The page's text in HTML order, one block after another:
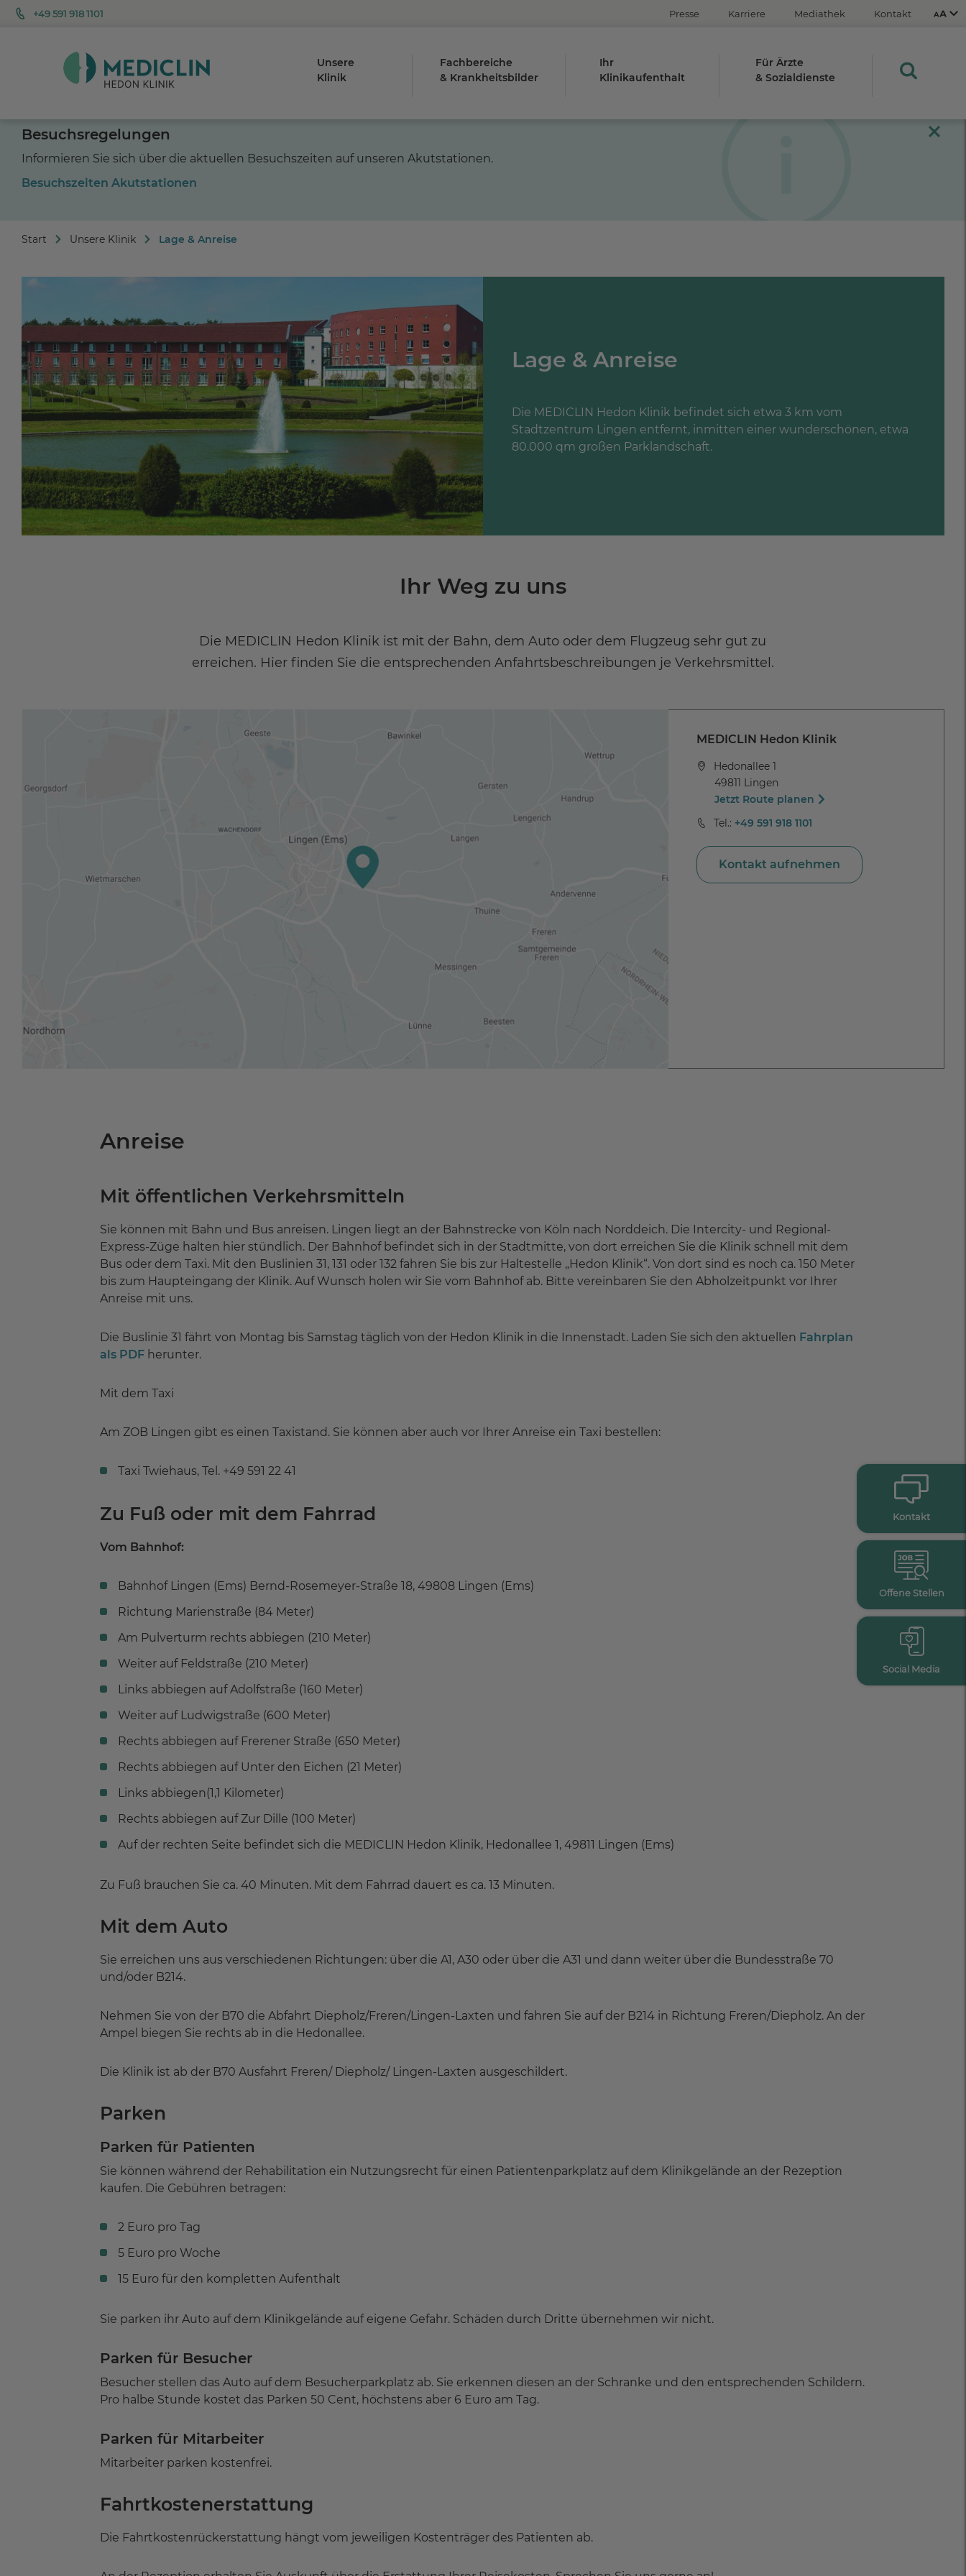
+49 591 918 1101 Presse Karriere Mediathek Kontakt
Unsere
Klinik
Fachbereiche
& Krankheitsbilder
Ihr
Klinikaufenthalt
Für Ärzte
& Sozialdienste
Besuchsregelungen
Informieren Sie sich über die aktuellen Besuchszeiten auf unseren Akutstationen.
Besuchszeiten Akutstationen
Start Unsere Klinik Lage & Anreise
Lage & Anreise
Die MEDICLIN Hedon Klinik befindet sich etwa 3 km vom
Stadtzentrum Lingen entfernt, inmitten einer wunderschönen, etwa
80.000 qm großen Parklandschaft.
Ihr Weg zu uns
Die MEDICLIN Hedon Klinik ist mit der Bahn, dem Auto oder dem Flugzeug sehr gut zu
erreichen. Hier finden Sie die entsprechenden Anfahrtsbeschreibungen je Verkehrsmittel.
MEDICLIN Hedon Klinik
Hedonallee 1
49811 Lingen
Jetzt Route planen
Tel.: +49 591 918 1101
Kontakt aufnehmen
Anreise
Mit öffentlichen Verkehrsmitteln
Sie können mit Bahn und Bus anreisen. Lingen liegt an der Bahnstrecke von Köln nach Norddeich. Die Intercity- und Regional-
Express-Züge halten hier stündlich. Der Bahnhof befindet sich in der Stadtmitte, von dort erreichen Sie die Klinik schnell mit dem
Bus oder dem Taxi. Mit den Buslinien 31, 131 oder 132 fahren Sie bis zur Haltestelle „Hedon Klinik“. Von dort sind es noch ca. 150 Meter
bis zum Haupteingang der Klinik. Auf Wunsch holen wir Sie vom Bahnhof ab. Bitte vereinbaren Sie den Abholzeitpunkt vor Ihrer
Anreise mit uns.
Die Buslinie 31 fährt von Montag bis Samstag täglich von der Hedon Klinik in die Innenstadt. Laden Sie sich den aktuellen Fahrplan
als PDFherunter.
Mit dem Taxi
Am ZOB Lingen gibt es einen Taxistand. Sie können aber auch vor Ihrer Anreise ein Taxi bestellen:
Taxi Twiehaus, Tel. +49 591 22 41
Zu Fuß oder mit dem Fahrrad
Vom Bahnhof:
Bahnhof Lingen (Ems) Bernd-Rosemeyer-Straße 18, 49808 Lingen (Ems)
Richtung Marienstraße (84 Meter)
Am Pulverturm rechts abbiegen (210 Meter)
Weiter auf Feldstraße (210 Meter)
Links abbiegen auf Adolfstraße (160 Meter)
Weiter auf Ludwigstraße (600 Meter)
Rechts abbiegen auf Frerener Straße (650 Meter)
Rechts abbiegen auf Unter den Eichen (21 Meter)
Links abbiegen(1,1 Kilometer)
Rechts abbiegen auf Zur Dille (100 Meter)
Auf der rechten Seite befindet sich die MEDICLIN Hedon Klinik, Hedonallee 1, 49811 Lingen (Ems)
Zu Fuß brauchen Sie ca. 40 Minuten. Mit dem Fahrrad dauert es ca. 13 Minuten.
Mit dem Auto
Sie erreichen uns aus verschiedenen Richtungen: über die A1, A30 oder über die A31 und dann weiter über die Bundesstraße 70
und/oder B214.
Nehmen Sie von der B70 die Abfahrt Diepholz/Freren/Lingen-Laxten und fahren Sie auf der B214 in Richtung Freren/Diepholz. An der
Ampel biegen Sie rechts ab in die Hedonallee.
Die Klinik ist ab der B70 Ausfahrt Freren/ Diepholz/ Lingen-Laxten ausgeschildert.
Parken
Parken für Patienten
Sie können während der Rehabilitation ein Nutzungsrecht für einen Patientenparkplatz auf dem Klinikgelände an der Rezeption
kaufen. Die Gebühren betragen:
2 Euro pro Tag
5 Euro pro Woche
15 Euro für den kompletten Aufenthalt
Sie parken ihr Auto auf dem Klinikgelände auf eigene Gefahr. Schäden durch Dritte übernehmen wir nicht.
Parken für Besucher
Besucher stellen das Auto auf dem Besucherparkplatz ab. Sie erkennen diesen an der Schranke und den entsprechenden Schildern.
Pro halbe Stunde kostet das Parken 50 Cent, höchstens aber 6 Euro am Tag.
Parken für Mitarbeiter
Mitarbeiter parken kostenfrei.
Fahrtkostenerstattung
Die Fahrtkostenrückerstattung hängt vom jeweiligen Kostenträger des Patienten ab.
Kontakt
Offene Stellen
Social Media